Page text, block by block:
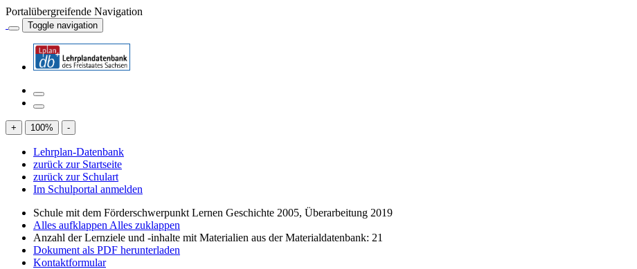
Portalübergreifende Navigation
Toggle navigation
+ 100% -
Lehrplan-Datenbank
zurück zur Startseite
zurück zur Schulart
Im Schulportal anmelden
Schule mit dem Förderschwerpunkt Lernen Geschichte 2005, Überarbeitung 2019
Alles aufklappen Alles zuklappen
Anzahl der Lernziele und -inhalte mit Materialien aus der Materialdatenbank: 21
Dokument als PDF herunterladen
Kontaktformular